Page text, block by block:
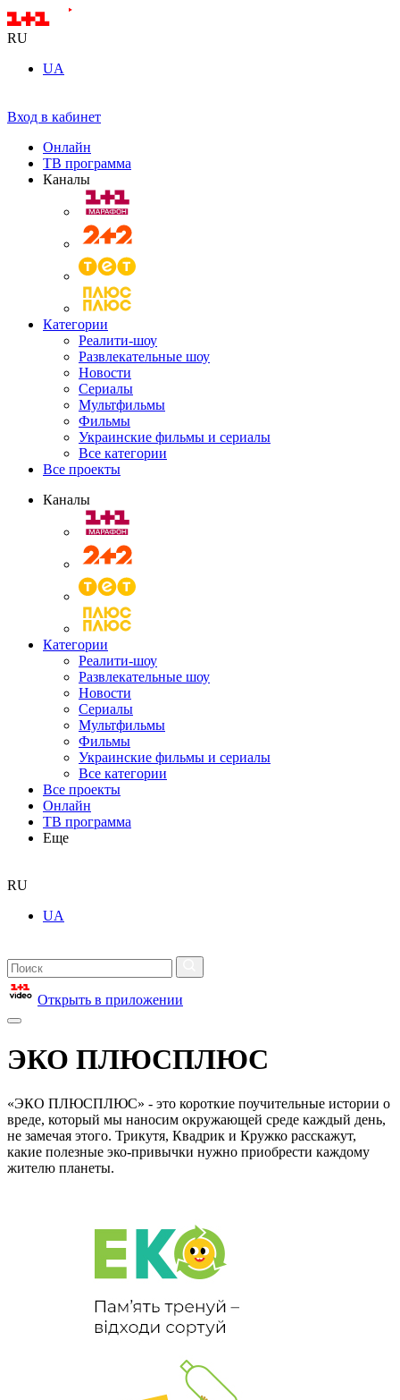
RU
UA
Вход в кабинет
Онлайн
ТВ программа
Каналы
Категории
Реалити-шоу
Развлекательные шоу
Новости
Сериалы
Мультфильмы
Фильмы
Украинские фильмы и сериалы
Все категории
Все проекты
Каналы
Категории
Реалити-шоу
Развлекательные шоу
Новости
Сериалы
Мультфильмы
Фильмы
Украинские фильмы и сериалы
Все категории
Все проекты
Онлайн
ТВ программа
Еще
RU
UA
Открыть в приложении
ЭКО ПЛЮСПЛЮС
«ЭКО ПЛЮСПЛЮС» - это короткие поучительные истории о
вреде, который мы наносим окружающей среде каждый день,
не замечая этого. Трикутя, Квадрик и Кружко расскажут,
какие полезные эко-привычки нужно приобрести каждому
жителю планеты.